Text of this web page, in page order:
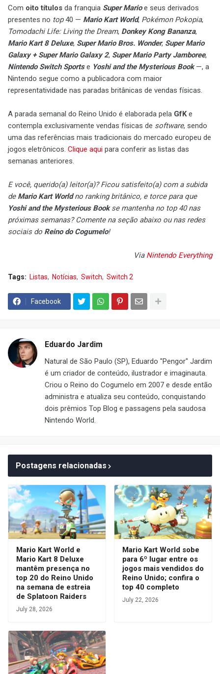
Com oito títulos da franquia Super Marioe seus derivados
presentes no top40 — Mario Kart World, Pokémon Pokopia,
Tomodachi Life: Living the Dream, Donkey Kong Bananza,
Mario Kart 8 Deluxe, Super Mario Bros. Wonder, Super Mario
Galaxy + Super Mario Galaxy 2, Super Mario Party Jamboree,
Nintendo Switch Sportse Yoshi and the Mysterious Book—, a
Nintendo segue como a publicadora com maior
representatividade nas paradas britânicas de vendas físicas.
A parada semanal do Reino Unido é elaborada pela GfKe
contempla exclusivamente vendas físicas de software, sendo
uma das referências mais tradicionais do mercado europeu de
jogos eletrônicos. Clique aqui para conferir as listas das
semanas anteriores.
E você, querido(a) leitor(a)? Ficou satisfeito(a) com a subida
de Mario Kart World no ranking britânico, e torce para que
Yoshi and the Mysterious Book se mantenha no top 40 nas
próximas semanas? Comente na seção abaixo ou nas redes
sociais do Reino do Cogumelo!
Via Nintendo Everything
Tags: Listas Notícias Switch Switch 2
Facebook
Eduardo Jardim
Natural de São Paulo (SP), Eduardo "Pengor" Jardim
é um criador de conteúdo, ilustrador e imaginauta.
Criou o Reino do Cogumelo em 2007 e desde então
administra e atualiza seu conteúdo, conquistando
dois prêmios Top Blog e passagens pela saudosa
Nintendo World.
Postagens relacionadas
Mario Kart World e
Mario Kart 8 Deluxe
mantêm presença no
top 20 do Reino Unido
na semana de estreia
de Splatoon Raiders
July 28, 2026
Mario Kart World sobe
para 6º lugar entre os
jogos mais vendidos do
Reino Unido; confira o
top 40 completo
July 22, 2026